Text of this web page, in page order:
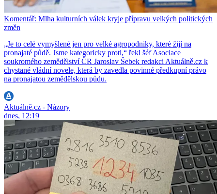
Komentář: Mlha kulturních válek kryje přípravu velkých politických
změn
„Je to celé vymyšlené jen pro velké agropodniky, které žijí na
pronajaté půdě. Jsme kategoricky proti,“ řekl šéf Asociace
soukromého zemědělství ČR Jaroslav Šebek redakci Aktuálně.cz k
chystané vládní novele, která by zavedla povinné předkupní právo
na pronajatou zemědělskou půdu.
Aktuálně.cz - Názory
dnes, 12:19